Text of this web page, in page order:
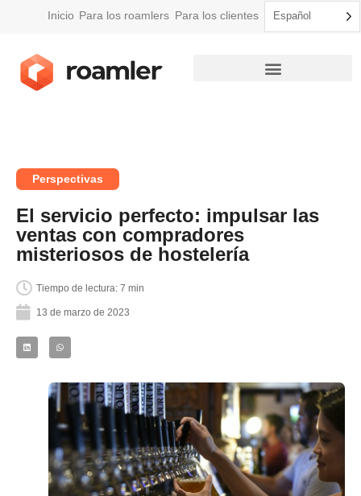
Inicio Para los roamlers Para los clientes Español
Perspectivas
El servicio perfecto: impulsar las
ventas con compradores
misteriosos de hostelería
Tiempo de lectura: 7 min
13 de marzo de 2023